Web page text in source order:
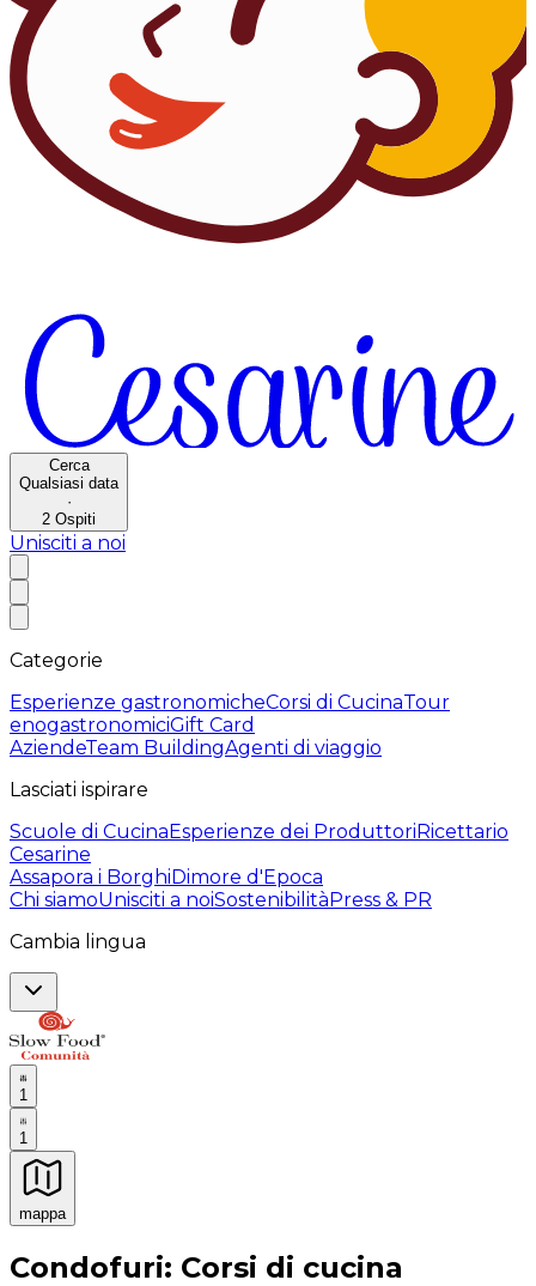
Cerca
Qualsiasi data
·
2 Ospiti
Unisciti a noi
Categorie
Esperienze gastronomicheCorsi di CucinaTour
enogastronomiciGift Card
AziendeTeam BuildingAgenti di viaggio
Lasciati ispirare
Scuole di CucinaEsperienze dei ProduttoriRicettario
Cesarine
Assapora i BorghiDimore d'Epoca
Chi siamoUnisciti a noiSostenibilitàPress & PR
Cambia lingua
1
1
mappa
Esperienze culinarie indimenticabili: Esperienze
Condofuri: Corsi di cucina